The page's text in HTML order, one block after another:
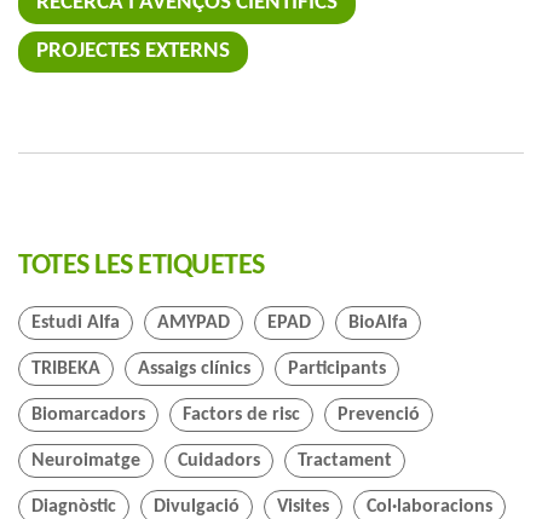
PROJECTES EXTERNS
TOTES LES ETIQUETES
Estudi Alfa AMYPAD EPAD BioAlfa
TRIBEKA Assaigs clínics Participants
Biomarcadors Factors de risc Prevenció
Neuroimatge Cuidadors Tractament
Diagnòstic Divulgació Visites Col·laboracions